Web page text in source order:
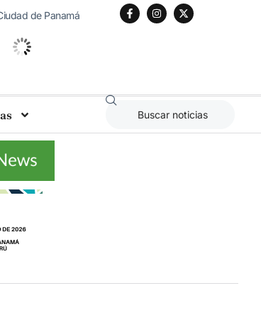
de Panamá
Algo De Nubes